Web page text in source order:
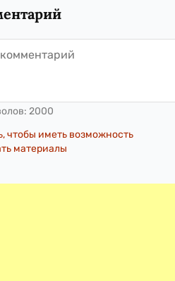
2000
чтобы иметь возможность
материалы